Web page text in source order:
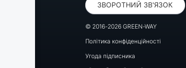
ЗВОРОТНИЙ ЗВ'ЯЗОК
© 2016-2026 GREEN-WAY
Політика конфіденційності
Угода підписника